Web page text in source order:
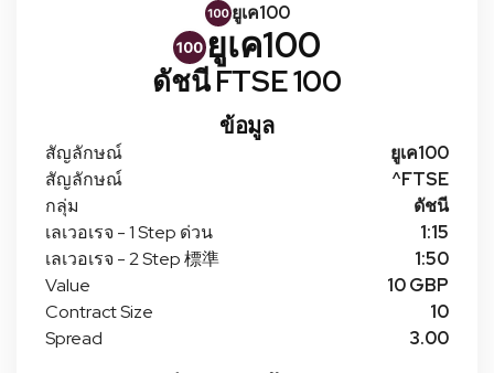
ยูเค100
ยูเค100
ดัชนี FTSE 100
ข้อมูล
สัญลักษณ์
ยูเค100
สัญลักษณ์
^FTSE
กลุ่ม
ดัชนี
เลเวอเรจ - 1 Step ด่วน
1:15
เลเวอเรจ - 2 Step 標準
1:50
Value
10 GBP
Contract Size
10
Spread
3.00